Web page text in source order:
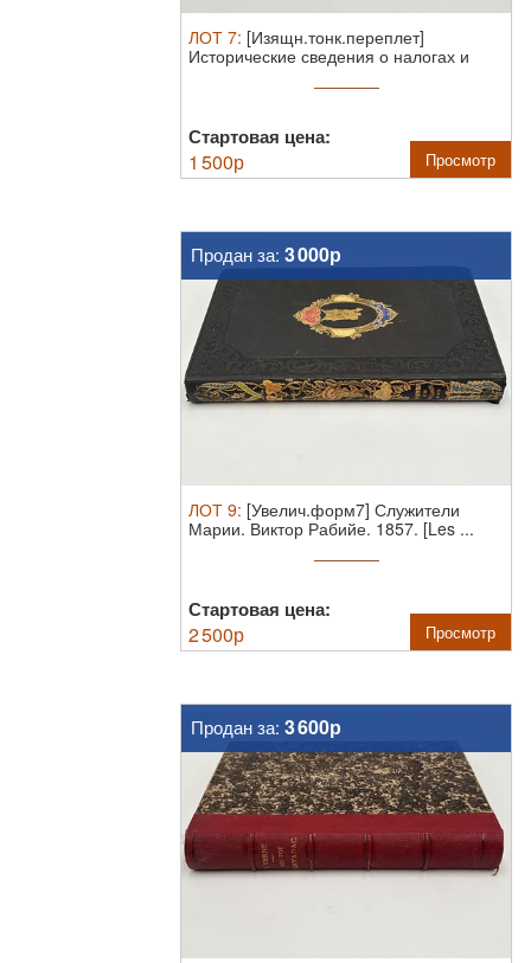
ЛОТ 7: [Изящн.тонк.переплет]
Исторические сведения о налогах и
Стартовая цена:
1 500р Просмотр
Продан за: 3 000р
ЛОТ 9: [Увелич.форм7] Служители
Марии. Виктор Рабийе. 1857. [Les ...
Стартовая цена:
2 500р Просмотр
Продан за: 3 600р